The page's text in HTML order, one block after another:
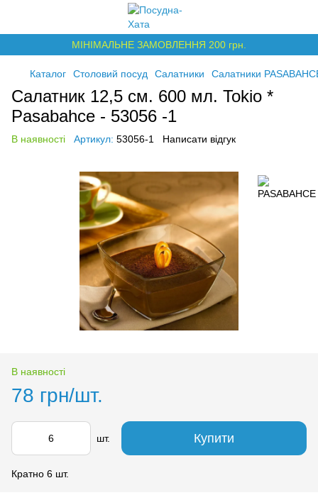
МІНІМАЛЬНЕ ЗАМОВЛЕННЯ 200 грн.
Каталог Столовий посуд Салатники Салатники
Салатник 12,5 см. 600 мл. Tokio *
Pasabahce - 53056 -1
В наявності Артикул: 53056-1 Написати відгук
В наявності
78 грн/шт.
шт. Купити
Кратно 6 шт.